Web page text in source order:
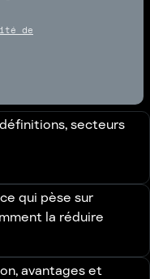
de
secteurs
qui pèse sur
la réduire
avantages et